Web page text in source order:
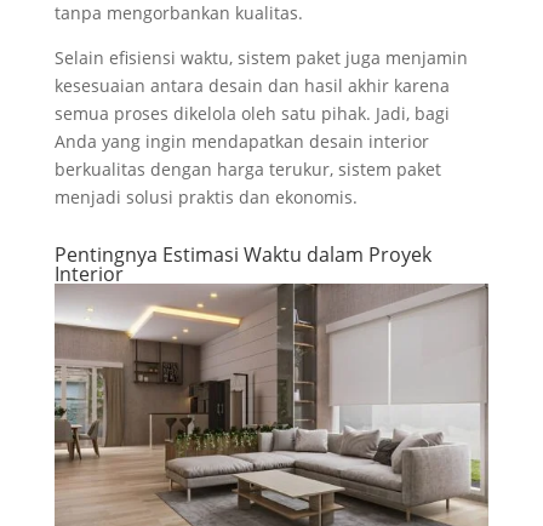
tanpa mengorbankan kualitas.
Selain efisiensi waktu, sistem paket juga menjamin
kesesuaian antara desain dan hasil akhir karena
semua proses dikelola oleh satu pihak. Jadi, bagi
Anda yang ingin mendapatkan desain interior
berkualitas dengan harga terukur, sistem paket
menjadi solusi praktis dan ekonomis.
Pentingnya Estimasi Waktu dalam Proyek
Interior